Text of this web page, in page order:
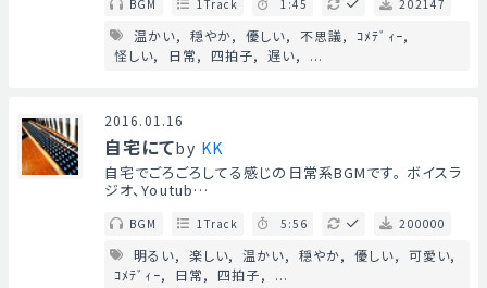
BGM 1Track 1:45 202147
温かい 穏やか 優しい 不思議
ｺﾒﾃﾞｨｰ
怪しい
日常 四拍子 遅い ...
2016.01.16
自宅にてby KK
自宅でごろごろしてる感じの日常系BGMです。 ボイスラ
ジオ、Youtub…
BGM 1Track 5:56 200000
明るい 楽しい 温かい 穏やか 優しい
可愛い
ｺﾒﾃﾞｨｰ
日常 四拍子 ...